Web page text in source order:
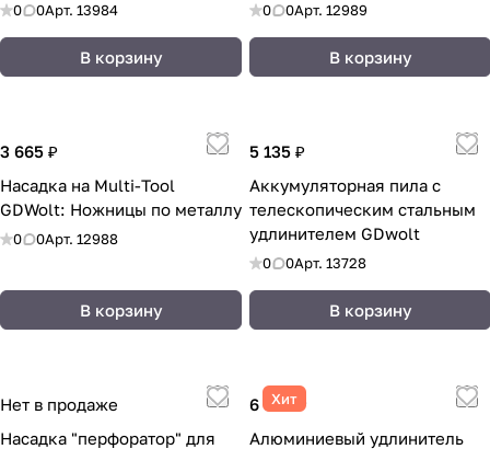
0 0Арт. 13984
В корзину
0 0Арт. 12989
В корзину
3 665 ₽
Насадка на Multi-Tool
GDWolt: Ножницы по металлу
0 0Арт. 12988
В корзину
5 135 ₽
Аккумуляторная пила с
телескопическим стальным
удлинителем GDwolt
0 0Арт. 13728
В корзину
Нет в продаже
Насадка "перфоратор" для
Хит
6 933 ₽
Алюминиевый удлинитель